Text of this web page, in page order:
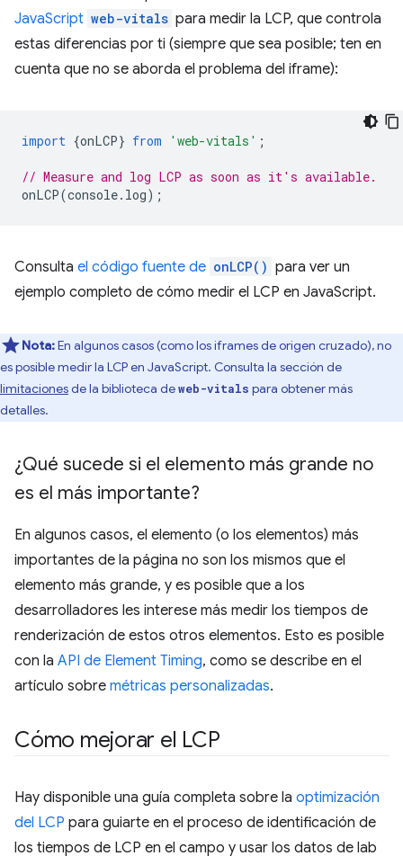
JavaScript web-vitals para medir la LCP, que controla
estas diferencias por ti (siempre que sea posible; ten en
cuenta que no se aborda el problema del iframe):
import {onLCP} from 'web-vitals' ;
// Measure and log LCP as soon as it's available.
onLCP(console. log);
Consulta el código fuente de onLCP() para ver un
ejemplo completo de cómo medir el LCP en JavaScript.
Nota:En algunos casos (como los iframes de origen cruzado), no
es posible medir la LCP en JavaScript. Consulta la sección de
limitacionesde la biblioteca deweb-vitals para obtener más
detalles.
¿Qué sucede si el elemento más grande no
es el más importante?
En algunos casos, el elemento (o los elementos) más
importantes de la página no son los mismos que el
elemento más grande, y es posible que a los
desarrolladores les interese más medir los tiempos de
renderización de estos otros elementos. Esto es posible
con la API de Element Timing, como se describe en el
artículo sobre métricas personalizadas.
Cómo mejorar el LCP
Hay disponible una guía completa sobre la optimización
del LCP para guiarte en el proceso de identificación de
los tiempos de LCP en el campo y usar los datos de lab